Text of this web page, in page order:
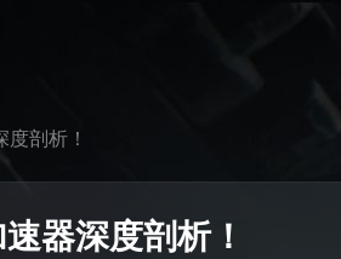
剖析！
器深度剖析！